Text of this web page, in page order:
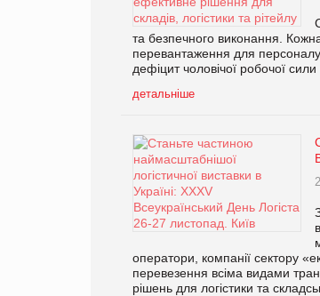
та безпечного виконання.
перевантаження для
дефіцит чоловічої робочої сили
детальніше
оператори, компанії сектору
перевезення всіма видами
рішень для логістики та